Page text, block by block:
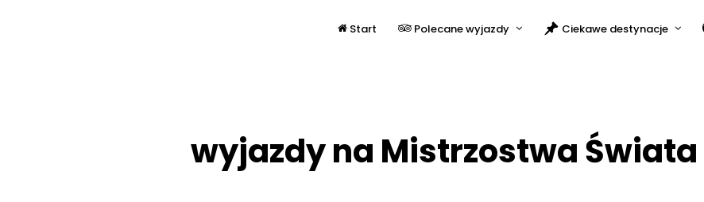
Start Polecane wyjazdy Ciekawe destynacje
wyjazdy na Mistrzostwa Świata